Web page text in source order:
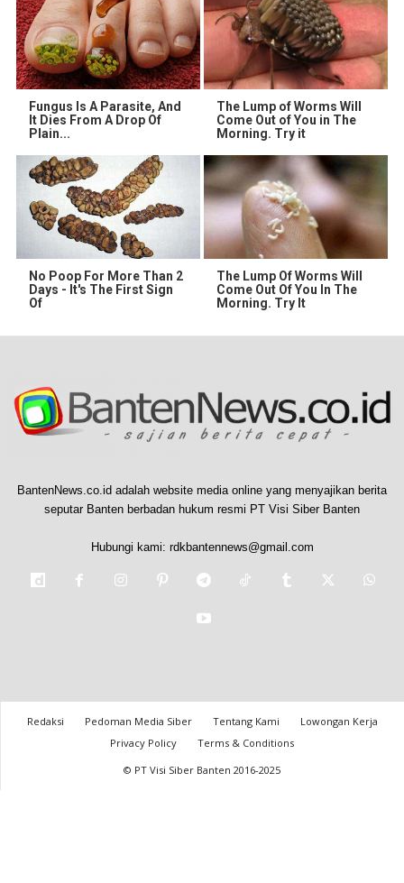
Fungus Is A Parasite, And
It Dies From A Drop Of
Plain...
The Lump of Worms Will
Come Out of You in The
Morning. Try it
No Poop For More Than 2
Days - It's The First Sign
Of
The Lump Of Worms Will
Come Out Of You In The
Morning. Try It
BantenNews.co.id adalah website media online yang menyajikan berita
seputar Banten berbadan hukum resmi PT Visi Siber Banten
Hubungi kami: rdkbantennews@gmail.com
Redaksi Pedoman Media Siber Tentang Kami
Lowongan Kerja
Privacy Policy
Terms & Conditions
© PT Visi Siber Banten 2016-2025